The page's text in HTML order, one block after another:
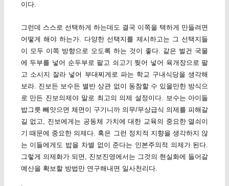
이다.
그런데 스스로 선택하게 하는데도 결국 이쪽을 택하게 만들려면
어떻게 해야 하는가. 다양한 선택지를 제시하고는 그 선택지들
이 모두 이쪽 방향으로 오도록 하는 것이 좋다. 같은 벌건 국물
에 두부를 넣어 순두부로 팔고 쇠고기 찢어 넣어 육개장으로 팔
고 소시지 잘라 넣어 부대찌게로 파는 학교 구내식당을 생각해
보라. 진보든 보수든 별반 상관 없이 동참할 수 있을만한 방식으
로 만든 진보의제야 말로 최고의 의제 설정이다. 보수는 아이들
밥그릇 빼앗으면 체면이 구기니까 의무/무상급식 의제를 피해갈
길 없고, 진보에게는 공동체 가치에 대한 교육의 중요한 열쇠이
기 때문에 중요한 의제다. 혹은 그런 정치적 지향을 생각하지 않
는 이들에게도 밥을 차별 없이 준다는 인본주의적 의제가 된다.
그렇게 의제화가 되면, 진보진영에서는 그것의 현실화에 들어갈
예산을 확보할 방법만 연구해내면 일사천리다.